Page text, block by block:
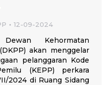
12-09-2024
Kehormatan
akan menggelar
pelanggaran Kode
(KEPP) perkara
2024 di Ruang Sidang